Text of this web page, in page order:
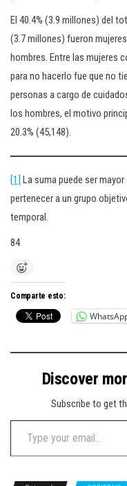
El 40.4% (3.9 millones) del
(3.7 millones) fueron
hombres. Entre las mujeres
para no hacerlo fue que no
personas a cargo de
los hombres, el motivo
20.3% (45,148).
[1] La suma puede ser
pertenecer a un grupo
temporal.
84
Comparte esto:
Discover
Subscribe to get
Type your email…